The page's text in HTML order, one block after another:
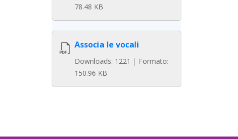
78.48 KB
Associa le vocali
Downloads: 1221 | Formato:
150.96 KB